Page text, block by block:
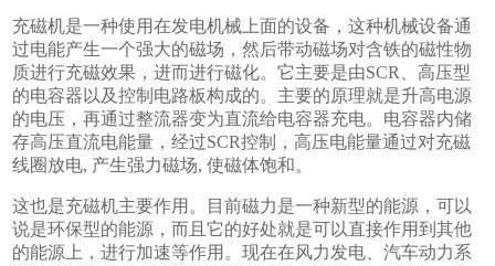
充磁机是一种使用在发电机械上面的设备，这种机械设备通
过电能产生一个强大的磁场，然后带动磁场对含铁的磁性物
质进行充磁效果，进而进行磁化。它主要是由SCR、高压型
的电容器以及控制电路板构成的。主要的原理就是升高电源
的电压，再通过整流器变为直流给电容器充电。电容器内储
存高压直流电能量，经过SCR控制，高压电能量通过对充磁
线圈放电, 产生强力磁场, 使磁体饱和。
这也是充磁机主要作用。目前磁力是一种新型的能源，可以
说是环保型的能源，而且它的好处就是可以直接作用到其他
的能源上，进行加速等作用。现在在风力发电、汽车动力系